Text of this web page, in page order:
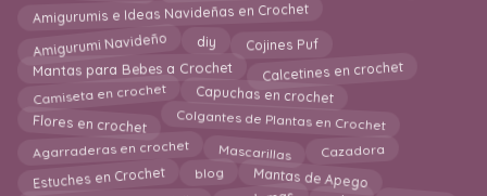
Amigurumis e Ideas Navideñas en Crochet
Amigurumi Navideño diy Cojines Puf
Mantas para Bebes a Crochet Calcetines en crochet
Camiseta en crochet Capuchas en crochet
Flores en crochet Colgantes de Plantas en Crochet
Agarraderas en crochet Mascarillas Cazadora
Estuches en Crochet blog Mantas de Apego